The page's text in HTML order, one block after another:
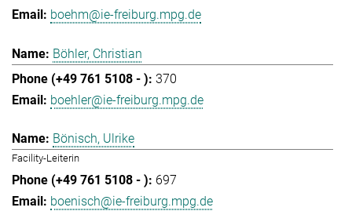
boehm@ie-freiburg.mpg.de
Böhler, Christian
370
boehler@ie-freiburg.mpg.de
Bönisch, Ulrike
Facility-Leiterin
697
boenisch@ie-freiburg.mpg.de